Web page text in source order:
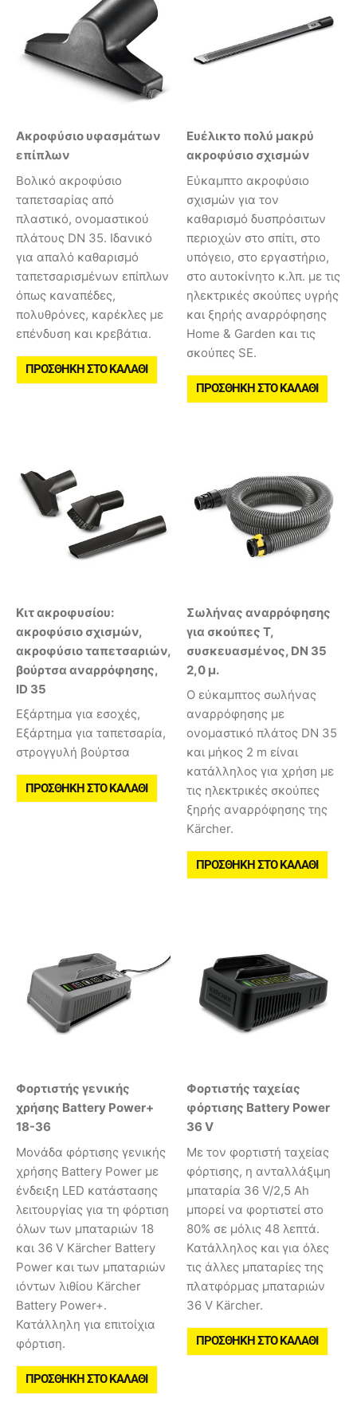
Ακροφύσιο υφασμάτων
επίπλων
Βολικό ακροφύσιο
ταπετσαρίας από
πλαστικό, ονομαστικού
πλάτους DN 35. Ιδανικό
για απαλό καθαρισμό
ταπετσαρισμένων επίπλων
όπως καναπέδες,
πολυθρόνες, καρέκλες με
επένδυση και κρεβάτια.
ΠΡΟΣΘΉΚΗ ΣΤΟ ΚΑΛΆΘΙ
Ευέλικτο πολύ μακρύ
ακροφύσιο σχισμών
Εύκαμπτο ακροφύσιο
σχισμών για τον
καθαρισμό δυσπρόσιτων
περιοχών στο σπίτι, στο
υπόγειο, στο εργαστήριο,
στο αυτοκίνητο κ.λπ. με τις
ηλεκτρικές σκούπες υγρής
και ξηρής αναρρόφησης
Home & Garden και τις
σκούπες SE.
ΠΡΟΣΘΉΚΗ ΣΤΟ ΚΑΛΆΘΙ
Κιτ ακροφυσίου:
ακροφύσιο σχισμών,
ακροφύσιο ταπετσαριών,
βούρτσα αναρρόφησης,
ID 35
Εξάρτημα για εσοχές,
Εξάρτημα για ταπετσαρία,
στρογγυλή βούρτσα
ΠΡΟΣΘΉΚΗ ΣΤΟ ΚΑΛΆΘΙ
Σωλήνας αναρρόφησης
για σκούπες T,
συσκευασμένος, DN 35
2,0 μ.
Ο εύκαμπτος σωλήνας
αναρρόφησης με
ονομαστικό πλάτος DN 35
και μήκος 2 m είναι
κατάλληλος για χρήση με
τις ηλεκτρικές σκούπες
ξηρής αναρρόφησης της
Kärcher.
ΠΡΟΣΘΉΚΗ ΣΤΟ ΚΑΛΆΘΙ
Φορτιστής γενικής
χρήσης Battery Power+
18-36
Μονάδα φόρτισης γενικής
χρήσης Battery Power με
ένδειξη LED κατάστασης
λειτουργίας για τη φόρτιση
όλων των μπαταριών 18
και 36 V Kärcher Battery
Power και των μπαταριών
ιόντων λιθίου Kärcher
Battery Power+.
Κατάλληλη για επιτοίχια
φόρτιση.
ΠΡΟΣΘΉΚΗ ΣΤΟ ΚΑΛΆΘΙ
Φορτιστής ταχείας
φόρτισης Battery Power
36 V
Με τον φορτιστή ταχείας
φόρτισης, η ανταλλάξιμη
μπαταρία 36 V/2,5 Ah
μπορεί να φορτιστεί στο
80% σε μόλις 48 λεπτά.
Κατάλληλος και για όλες
τις άλλες μπαταρίες της
πλατφόρμας μπαταριών
36 V Kärcher.
ΠΡΟΣΘΉΚΗ ΣΤΟ ΚΑΛΆΘΙ